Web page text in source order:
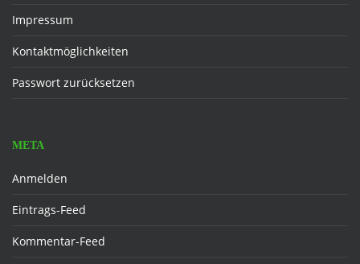
Impressum
Kontaktmöglichkeiten
Passwort zurücksetzen
META
Anmelden
Eintrags-Feed
Kommentar-Feed